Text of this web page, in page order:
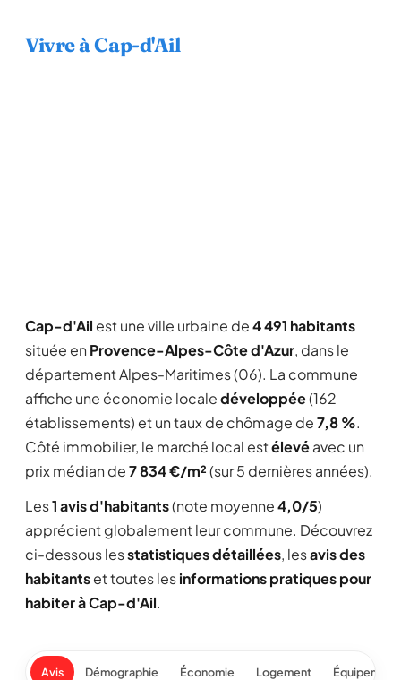
Vivre à Cap-d'Ail
Cap-d'Ail est une ville urbaine de4 491 habitants
située en Provence-Alpes-Côte d'Azur, dans le
département Alpes-Maritimes (06). La commune
affiche une économie localedéveloppée(162
établissements) et un taux de chômage de7,8 %.
Côté immobilier, le marché local estélevéavec un
prix médian de7 834 €/m²(sur 5 dernières années).
Les1 avis d'habitants(note moyenne4,0/5)
apprécient globalement leur commune. Découvrez
ci-dessous lesstatistiques détaillées, lesavis des
habitantset toutes lesinformations pratiques pour
habiter à Cap-d'Ail.
Avis Démographie Économie Logement